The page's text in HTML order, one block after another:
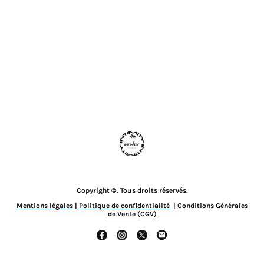
Copyright ©. Tous droits réservés.
Mentions légales| Politique de confidentialité | Conditions Générales
de Vente (CGV)